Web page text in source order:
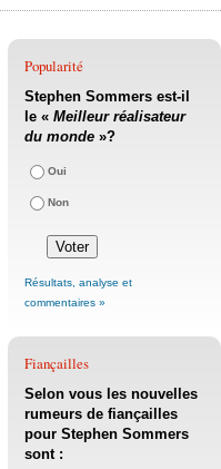
Popularité
Stephen Sommers est-il
le « Meilleur réalisateur
du monde »?
Oui
Non
Résultats, analyse et
commentaires »
Fiançailles
Selon vous les nouvelles
rumeurs de fiançailles
pour Stephen Sommers
sont :